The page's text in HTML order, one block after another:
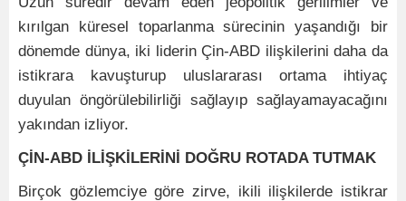
kırılgan küresel toparlanma sürecinin yaşandığı bir
dönemde dünya, iki liderin Çin-ABD ilişkilerini daha da
istikrara kavuşturup uluslararası ortama ihtiyaç
duyulan öngörülebilirliği sağlayıp sağlayamayacağını
yakından izliyor.
ÇİN-ABD İLİŞKİLERİNİ DOĞRU ROTADA TUTMAK
Birçok gözlemciye göre zirve, ikili ilişkilerde istikrar